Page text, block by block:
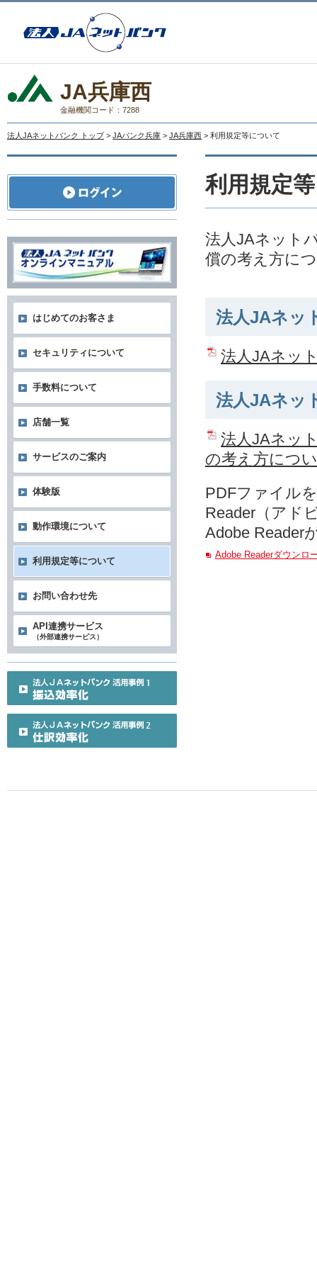
JA兵庫西
金融機関コード：7288
法人JAネットバンク トップ > JAバンク兵庫 > JA兵庫西 > 利用規定等について
利用規定
法人JAネット
償の考え方に
法人JAネッ
法人JAネッ
法人JAネッ
法人JAネッ
の考え方につ
PDFファイル
Reader（アド
Adobe Reader
Adobe Readerダウンロ
はじめてのお客さま
セキュリティについて
手数料について
店舗一覧
サービスのご案内
体験版
動作環境について
利用規定等について
お問い合わせ先
API連携サービス
（外部連携サービス）